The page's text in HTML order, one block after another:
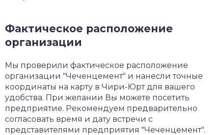
Фактическое расположение
организации
Мы проверили фактическое расположение
организации "Чеченцемент" и нанесли точные
координаты на карту в Чири-Юрт для вашего
удобства. При желании Вы можете посетить
предприятие. Рекомендуем предварительно
согласовать время и дату встречи с
представителями предприятия "Чеченцемент".